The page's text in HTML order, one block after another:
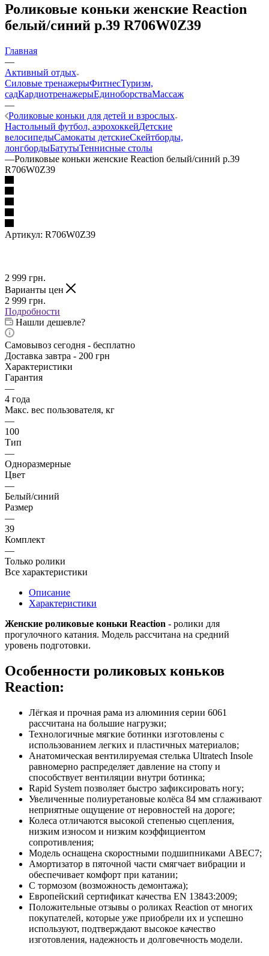
Роликовые коньки женские Reaction
белый/синий р.39 R706W0Z39
Главная
—
Активный отдых
Силовые тренажерыФитнесТуризм,
садКардиотренажерыЕдиноборстваМассаж
—
Роликовые коньки для детей и взрослых
Настольный футбол, аэрохоккейДетские
велосипедыСамокаты детскиеСкейтборды,
лонгбордыБатутыТеннисные столы
—Роликовые коньки женские Reaction белый/синий р.39
R706W0Z39
Артикул: R706W0Z39
2 999 грн.
Варианты цен
2 999 грн.
Подробности
Нашли дешевле?
Самовывоз сегодня - бесплатно
Доставка завтра - 200 грн
Характеристики
Гарантия
—
4 года
Макс. вес пользователя, кг
—
100
Тип
—
Одноразмерные
Цвет
—
Белый/синий
Размер
—
39
Комплект
—
Только ролики
Все характеристики
Описание
Характеристики
Женские роликовые коньки Reaction - ролики для
прогулочного катания. Модель рассчитана на средний
уровень подготовки.
Особенности роликовых коньков
Reaction:
Лёгкая и прочная рама из алюминия серии 6061
рассчитана на большие нагрузки;
Технологичные мягкие ботинки изготовлены с
использованием легких и пластичных материалов;
Анатомическая вентилируемая стелька Ultratech Insole
равномерно распределяет давление на стопу и
способствует вентиляции внутри ботинка;
Rapid System позволяет быстро зафиксировать ногу;
Увеличенные полиуретановые колёса 84 мм сглаживают
неприятные ощущение от неровностей на дороге;
Колеса отличаются высокой степенью сцепления,
низким износом и низким коэффициентом
сопротивления;
Модель оснащена скоростными подшипниками АВЕС7;
Амортизатор в пяточной части смягчает вибрации и
обеспечивает комфорт при катании;
С тормозом (возможность демонтажа);
Европейский сертификат качества EN 13843:2009;
Положительные отзывы о роликах Reaction от многих
покупателей, которые уже приобрели их и успешно
используют, подтверждают высокое качество
изготовления, надежность и долговечность модели.